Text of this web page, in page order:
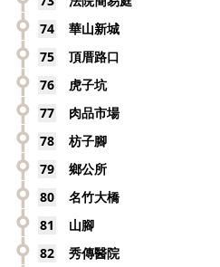
74 華山新城
75 頂厝路口
76 虎子坑
77 肉品市場
78 枋子腳
79 鄉公所
80 名竹大橋
81 山腳
82 秀傳醫院